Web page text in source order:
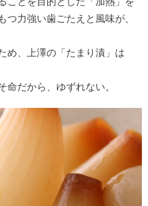
つ力強い歯ごたえと風味が、
め、上澤の「たまり漬」は
命だから、ゆずれない。